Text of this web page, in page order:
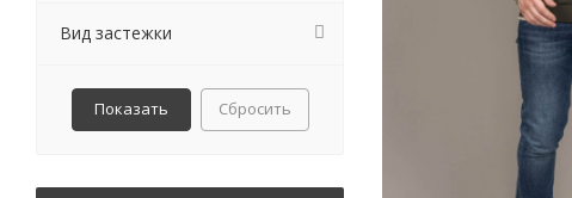
Вид застежки
Сбросить